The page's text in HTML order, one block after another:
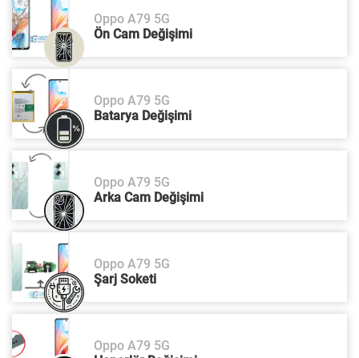
Oppo A79 5G
Ön Cam Değişimi
Oppo A79 5G
Batarya Değişimi
Oppo A79 5G
Arka Cam Değişimi
Oppo A79 5G
Şarj Soketi
Oppo A79 5G